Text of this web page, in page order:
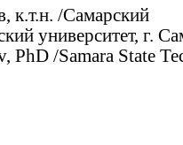
к.т.н. /Самарский
университет, г.
PhD /Samara State